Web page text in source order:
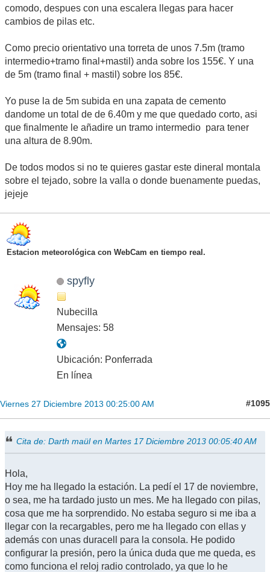
comodo, despues con una escalera llegas para hacer
cambios de pilas etc.
Como precio orientativo una torreta de unos 7.5m (tramo
intermedio+tramo final+mastil) anda sobre los 155€. Y una
de 5m (tramo final + mastil) sobre los 85€.
Yo puse la de 5m subida en una zapata de cemento
dandome un total de de 6.40m y me que quedado corto, asi
que finalmente le añadire un tramo intermedio para tener
una altura de 8.90m.
De todos modos si no te quieres gastar este dineral montala
sobre el tejado, sobre la valla o donde buenamente puedas,
jejeje
Estacion meteorológica con WebCam en tiempo real.
spyfly
Nubecilla
Mensajes: 58
Ubicación: Ponferrada
En línea
Viernes 27 Diciembre 2013 00:25:00 AM #1095
Cita de: Darth maül en Martes 17 Diciembre 2013 00:05:40 AM
Hola,
Hoy me ha llegado la estación. La pedí el 17 de noviembre,
o sea, me ha tardado justo un mes. Me ha llegado con pilas,
cosa que me ha sorprendido. No estaba seguro si me iba a
llegar con la recargables, pero me ha llegado con ellas y
además con unas duracell para la consola. He podido
configurar la presión, pero la única duda que me queda, es
como funciona el reloj radio controlado, ya que lo he